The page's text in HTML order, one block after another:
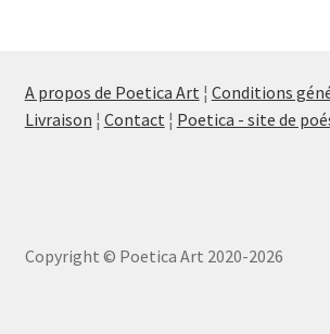
A propos de Poetica Art ¦ Conditions
Livraison ¦ Contact ¦ Poetica - site de
Copyright © Poetica Art 2020-2026